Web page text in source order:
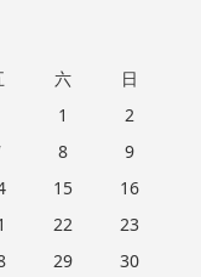
六
日
1
2
8
9
15
16
22
23
29
30